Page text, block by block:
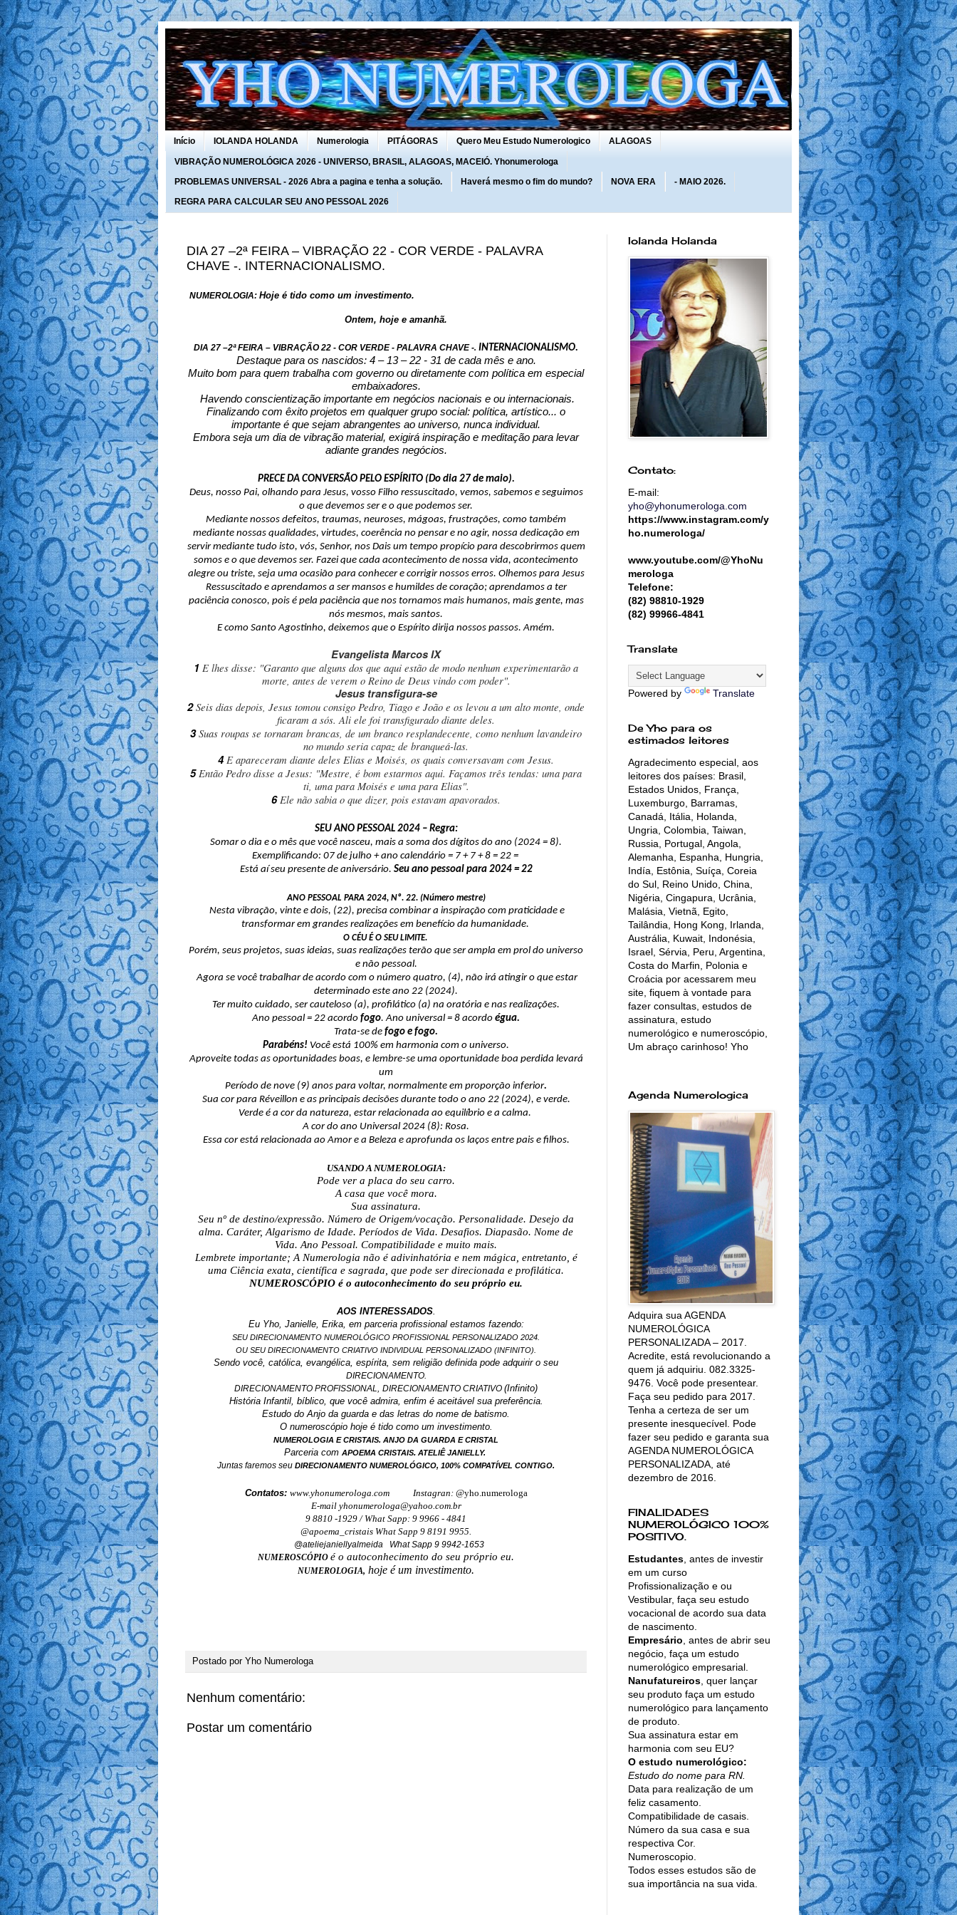
Início IOLANDA HOLANDA Numerologia PITÁGORAS Quero Meu Estudo Numerologico ALAGOAS
VIBRAÇÃO NUMEROLÓGICA 2026 - UNIVERSO, BRASIL, ALAGOAS, MACEIÓ. Yhonumerologa
PROBLEMAS UNIVERSAL - 2026 Abra a pagina e tenha a solução. Haverá mesmo o fim do mundo? NOVA ERA - MAIO 2026.
REGRA PARA CALCULAR SEU ANO PESSOAL 2026
DIA 27 –2ª FEIRA – VIBRAÇÃO 22 - COR VERDE - PALAVRA
CHAVE -. INTERNACIONALISMO.
NUMEROLOGIA: Hoje é tido como um investimento.
Ontem, hoje e amanhã.
DIA 27 –2ª FEIRA – VIBRAÇÃO 22 - COR VERDE - PALAVRA CHAVE -. INTERNACIONALISMO.
Destaque para os nascidos: 4 – 13 – 22 - 31 de cada mês e ano.
Muito bom para quem trabalha com governo ou diretamente com política em especial
embaixadores.
Havendo conscientização importante em negócios nacionais e ou internacionais.
Finalizando com êxito projetos em qualquer grupo social: política, artístico... o
importante é que sejam abrangentes ao universo, nunca individual.
Embora seja um dia de vibração material, exigirá inspiração e meditação para levar
adiante grandes negócios.
PRECE DA CONVERSÃO PELO ESPÍRITO (Do dia 27 de maio).
Deus, nosso Pai, olhando para Jesus, vosso Filho ressuscitado, vemos, sabemos e seguimos
o que devemos ser e o que podemos ser.
Mediante nossos defeitos, traumas, neuroses, mágoas, frustrações, como também
mediante nossas qualidades, virtudes, coerência no pensar e no agir, nossa dedicação em
servir mediante tudo isto, vós, Senhor, nos Dais um tempo propício para descobrirmos quem
somos e o que devemos ser. Fazei que cada acontecimento de nossa vida, acontecimento
alegre ou triste, seja uma ocasião para conhecer e corrigir nossos erros. Olhemos para Jesus
Ressuscitado e aprendamos a ser mansos e humildes de coração; aprendamos a ter
paciência conosco, pois é pela paciência que nos tornamos mais humanos, mais gente, mas
nós mesmos, mais santos.
E como Santo Agostinho, deixemos que o Espírito dirija nossos passos. Amém.
Evangelista Marcos IX
1 E lhes disse: "Garanto que alguns dos que aqui estão de modo nenhum experimentarão a
morte, antes de verem o Reino de Deus vindo com poder".
Jesus transfigura-se
2 Seis dias depois, Jesus tomou consigo Pedro, Tiago e João e os levou a um alto monte, onde
ficaram a sós. Ali ele foi transfigurado diante deles.
3 Suas roupas se tornaram brancas, de um branco resplandecente, como nenhum lavandeiro
no mundo seria capaz de branqueá-las.
4 E apareceram diante deles Elias e Moisés, os quais conversavam com Jesus.
5 Então Pedro disse a Jesus: "Mestre, é bom estarmos aqui. Façamos três tendas: uma para
ti, uma para Moisés e uma para Elias".
6 Ele não sabia o que dizer, pois estavam apavorados.
SEU ANO PESSOAL 2024 – Regra:
Somar o dia e o mês que você nasceu, mais a soma dos dígitos do ano (2024 = 8).
Exemplificando: 07 de julho + ano calendário = 7 + 7 + 8 = 22 =
Está aí seu presente de aniversário. Seu ano pessoal para 2024 = 22
ANO PESSOAL PARA 2024, Nº. 22. (Número mestre)
Nesta vibração, vinte e dois, (22), precisa combinar a inspiração com praticidade e
transformar em grandes realizações em benefício da humanidade.
O CÉU É O SEU LIMITE.
Porém, seus projetos, suas ideias, suas realizações terão que ser ampla em prol do universo
e não pessoal.
Agora se você trabalhar de acordo com o número quatro, (4), não irá atingir o que estar
determinado este ano 22 (2024).
Ter muito cuidado, ser cauteloso (a), profilático (a) na oratória e nas realizações.
Ano pessoal = 22 acordo fogo. Ano universal = 8 acordo égua.
Trata-se de fogo e fogo.
Parabéns! Você está 100% em harmonia com o universo.
Aproveite todas as oportunidades boas, e lembre-se uma oportunidade boa perdida levará
um
Período de nove (9) anos para voltar, normalmente em proporção inferior.
Sua cor para Réveillon e as principais decisões durante todo o ano 22 (2024), e verde.
Verde é a cor da natureza, estar relacionada ao equilíbrio e a calma.
A cor do ano Universal 2024 (8): Rosa.
Essa cor está relacionada ao Amor e a Beleza e aprofunda os laços entre pais e filhos.
USANDO A NUMEROLOGIA:
Pode ver a placa do seu carro.
A casa que você mora.
Sua assinatura.
Seu nº de destino/expressão. Número de Origem/vocação. Personalidade. Desejo da
alma. Caráter, Algarismo de Idade. Períodos de Vida. Desafios. Diapasão. Nome de
Vida. Ano Pessoal. Compatibilidade e muito mais.
Lembrete importante; A Numerologia não é adivinhatória e nem mágica, entretanto, é
uma Ciência exata, científica e sagrada, que pode ser direcionada e profilática.
NUMEROSCÓPIO é o autoconhecimento do seu próprio eu.
AOS INTERESSADOS.
Eu Yho, Janielle, Erika, em parceria profissional estamos fazendo:
SEU DIRECIONAMENTO NUMEROLÓGICO PROFISSIONAL PERSONALIZADO 2024.
OU SEU DIRECIONAMENTO CRIATIVO INDIVIDUAL PERSONALIZADO (INFINITO).
Sendo você, católica, evangélica, espírita, sem religião definida pode adquirir o seu
DIRECIONAMENTO.
DIRECIONAMENTO PROFISSIONAL, DIRECIONAMENTO CRIATIVO (Infinito)
História Infantil, bíblico, que você admira, enfim é aceitável sua preferência.
Estudo do Anjo da guarda e das letras do nome de batismo.
O numeroscópio hoje é tido como um investimento.
NUMEROLOGIA E CRISTAIS. ANJO DA GUARDA E CRISTAL
Parceria com APOEMA CRISTAIS. ATELIÊ JANIELLY.
Juntas faremos seu DIRECIONAMENTO NUMEROLÓGICO, 100% COMPATÍVEL CONTIGO.
Contatos: www.yhonumerologa.comInstagran: @yho.numerologa
E-mail yhonumerologa@yahoo.com.br
9 8810 -1929 / What Sapp: 9 9966 - 4841
@apoema_cristais What Sapp 9 8191 9955.
@ateliejaniellyalmeida What Sapp 9 9942-1653
NUMEROSCÓPIO é o autoconhecimento do seu próprio eu.
NUMEROLOGIA, hoje é um investimento.
Postado por Yho Numerologa
Nenhum comentário:
Postar um comentário
Iolanda Holanda
Contato:
E-mail:
yho@yhonumerologa.com
https://www.instagram.com/y
ho.numerologa/
www.youtube.com/@YhoNu
merologa
Telefone:
(82) 98810-1929
(82) 99966-4841
Translate
Powered by Translate
De Yho para os
estimados leitores
Agradecimento especial, aos
leitores dos países: Brasil,
Estados Unidos, França,
Luxemburgo, Barramas,
Canadá, Itália, Holanda,
Ungria, Colombia, Taiwan,
Russia, Portugal, Angola,
Alemanha, Espanha, Hungria,
Indía, Estônia, Suíça, Coreia
do Sul, Reino Unido, China,
Nigéria, Cingapura, Ucrânia,
Malásia, Vietnã, Egito,
Tailândia, Hong Kong, Irlanda,
Austrália, Kuwait, Indonésia,
Israel, Sérvia, Peru, Argentina,
Costa do Marfin, Polonia e
Croácia por acessarem meu
site, fiquem à vontade para
fazer consultas, estudos de
assinatura, estudo
numerológico e numeroscópio,
Um abraço carinhoso! Yho
Agenda Numerologica
Adquira sua AGENDA
NUMEROLÓGICA
PERSONALIZADA – 2017.
Acredite, está revolucionando a
quem já adquiriu. 082.3325-
9476. Você pode presentear.
Faça seu pedido para 2017.
Tenha a certeza de ser um
presente inesquecível. Pode
fazer seu pedido e garanta sua
AGENDA NUMEROLÓGICA
PERSONALIZADA, até
dezembro de 2016.
FINALIDADES
NUMEROLÓGICO 100%
POSITIVO.
Estudantes , antes de investir
em um curso
Profissionalização e ou
Vestibular, faça seu estudo
vocacional de acordo sua data
de nascimento.
Empresário , antes de abrir seu
negócio, faça um estudo
numerológico empresarial.
Nanufatureiros , quer lançar
seu produto faça um estudo
numerológico para lançamento
de produto.
Sua assinatura estar em
harmonia com seu EU?
O estudo numerológico:
Estudo do nome para RN.
Data para realização de um
feliz casamento.
Compatibilidade de casais.
Número da sua casa e sua
respectiva Cor.
Numeroscopio.
Todos esses estudos são de
sua importância na sua vida.